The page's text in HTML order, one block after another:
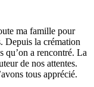
ma famille pour
Depuis la crémation
qu’on a rencontré. La
de nos attentes.
tous apprécié.